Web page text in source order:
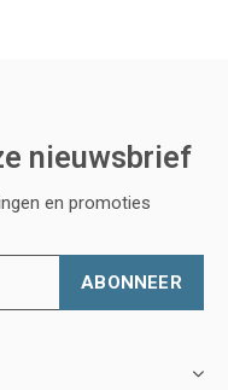
nieuwsbrief
en promoties
ABONNEER